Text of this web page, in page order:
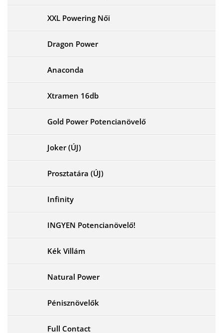
XXL Powering Női
Dragon Power
Anaconda
Xtramen 16db
Gold Power Potencianövelő
Joker (ÚJ)
Prosztatára (ÚJ)
Infinity
INGYEN Potencianövelő!
Kék Villám
Natural Power
Pénisznövelők
Full Contact